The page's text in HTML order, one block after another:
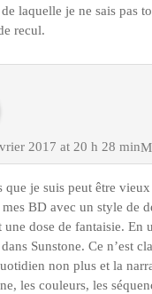
laquelle je ne sais pas
recul.
2017 at 20 h 28 min
que je suis peut être
mes BD avec un style de
une dose de fantaisie. En
Sunstone. Ce n’est
non plus et la
les couleurs, les